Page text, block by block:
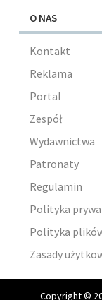
O NAS
Kontakt
Reklama
Portal
Zespół
Wydawnictwa
Patronaty
Regulamin
Polityka
Polityka
Zasady
Copyright ©